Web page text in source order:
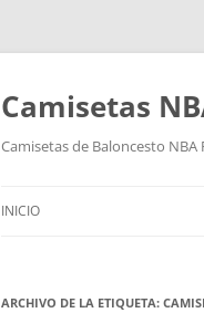
Camisetas
Camisetas de Baloncesto NBA
INICIO
ARCHIVO DE LA ETIQUETA: